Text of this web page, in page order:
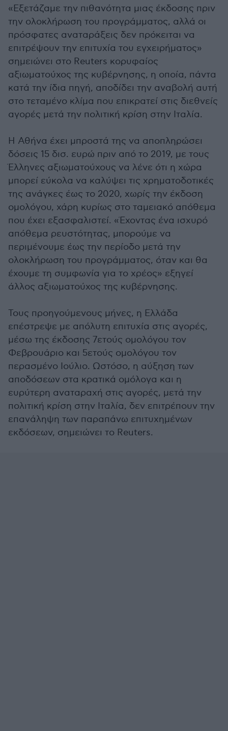
«Εξετάζαμε την πιθανότητα μιας έκδοσης πριν
την ολοκλήρωση του προγράμματος, αλλά οι
πρόσφατες αναταράξεις δεν πρόκειται να
επιτρέψουν την επιτυχία του εγχειρήματος»
σημειώνει στο Reuters κορυφαίος
αξιωματούχος της κυβέρνησης, η οποία, πάντα
κατά την ίδια πηγή, αποδίδει την αναβολή αυτή
στο τεταμένο κλίμα που επικρατεί στις διεθνείς
αγορές μετά την πολιτική κρίση στην Ιταλία.
Η Αθήνα έχει μπροστά της να αποπληρώσει
δόσεις 15 δισ. ευρώ πριν από το 2019, με τους
Έλληνες αξιωματούχους να λένε ότι η χώρα
μπορεί εύκολα να καλύψει τις χρηματοδοτικές
της ανάγκες έως το 2020, χωρίς την έκδοση
ομολόγου, χάρη κυρίως στο ταμειακό απόθεμα
που έχει εξασφαλιστεί. «Έχοντας ένα ισχυρό
απόθεμα ρευστότητας, μπορούμε να
περιμένουμε έως την περίοδο μετά την
ολοκλήρωση του προγράμματος, όταν και θα
έχουμε τη συμφωνία για το χρέος» εξηγεί
άλλος αξιωματούχος της κυβέρνησης.
Τους προηγούμενους μήνες, η Ελλάδα
επέστρεψε με απόλυτη επιτυχία στις αγορές,
μέσω της έκδοσης 7ετούς ομολόγου τον
Φεβρουάριο και 5ετούς ομολόγου τον
περασμένο Ιούλιο. Ωστόσο, η αύξηση των
αποδόσεων στα κρατικά ομόλογα και η
ευρύτερη αναταραχή στις αγορές, μετά την
πολιτική κρίση στην Ιταλία, δεν επιτρέπουν την
επανάληψη των παραπάνω επιτυχημένων
εκδόσεων, σημειώνει το Reuters.